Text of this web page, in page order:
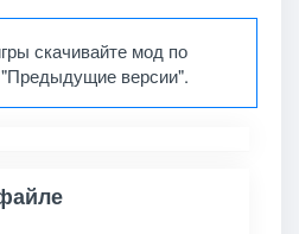
скачивайте мод по
версии".